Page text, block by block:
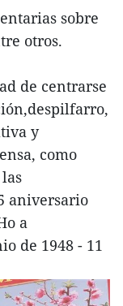
sobre
otros.
de centrarse
y
como
aniversario
a
de 1948 - 11